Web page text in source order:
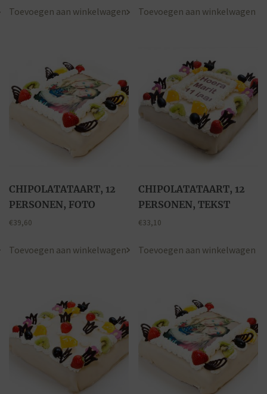
Toevoegen aan winkelwagen Toevoegen aan winkelwagen
CHIPOLATATAART, 12
PERSONEN, FOTO
€39,60
Toevoegen aan winkelwagen
CHIPOLATATAART, 12
PERSONEN, TEKST
€33,10
Toevoegen aan winkelwagen